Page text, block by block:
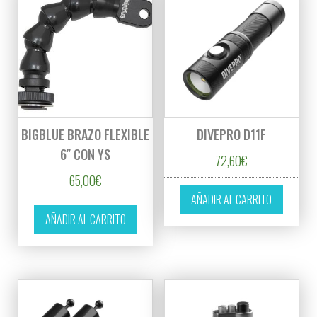
BIGBLUE BRAZO FLEXIBLE
6″ CON YS
65,00€
AÑADIR AL CARRITO
DIVEPRO D11F
72,60€
AÑADIR AL CARRITO